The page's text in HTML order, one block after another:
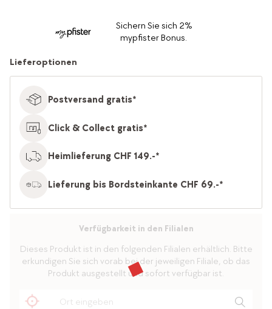
Sichern Sie sich 2%
mypfister Bonus.
Lieferoptionen
Postversand gratis*
Click & Collect gratis*
Heimlieferung CHF 149.-*
Lieferung bis Bordsteinkante CHF 69.-*
Verfügbarkeit in den Filialen
Dieses Produkt ist in den folgenden Filialen erhältlich. Bitte
erkundigen Sie sich vorab bei der jeweiligen Filiale, ob das
Produkt ausgestellt und sofort verfügbar ist.